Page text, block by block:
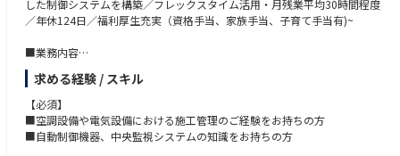
ビス網を構築しており、子会社を含め機器の新規購入・施工から完成後の
保守・メンテナンスまで総合的な対応力が東テクグループの最大の強みで
す。
2）多彩な顧客層：業務用空調機器のダイキン、空調制御機器アズビルを
はじめとする業界トップメーカーの設備代理店であり、多種多様な機材・
製品を提供しています。
3）高い技術とエンジニアリング力：東テクグループ社員約1600名のうち
60％を超える社員が管工事施工管理技士、電気工事施工管理技士などの資
格取得者です。これらの人材に支えられた高いエンジニアリング力が、環
した制御システムを構築／フレックスタイム活用・月残業平均30時間程度
／年休124日／福利厚生充実（資格手当、家族手当、子育て手当有)~
■業務内容
・自動制御システム、中央監視システムの施行図作成、施工管理、試運転
調整
計装工事(建物全体を監視・制御・計測する様々な機器とネットワーク)を
依頼いただいた建物に導入するための工程・品質・予算・安全管理となり
ます。工事完了後には自動制御システムの試運転・調整を担当いただきま
求める経験 / スキル
【必須】
■空調設備や電気設備における施工管理のご経験をお持ちの方
■自動制御機器、中央監視システムの知識をお持ちの方